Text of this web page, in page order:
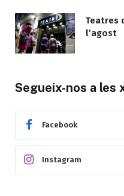
Teatres
l’agost
Segueix-nos a les
Facebook
Instagram